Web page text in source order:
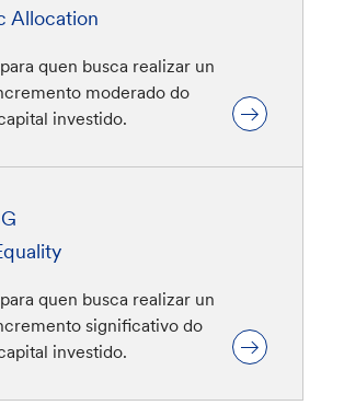
Allocation
quen busca realizar un
moderado do
investido.
quen busca realizar un
significativo do
investido.